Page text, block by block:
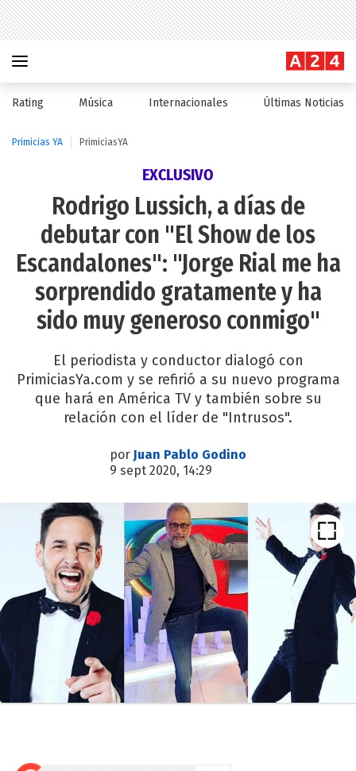
Rating Música Internacionales Últimas Noticias
Primicias YA PrimiciasYA
EXCLUSIVO
Rodrigo Lussich, a días de
debutar con "El Show de los
Escandalones": "Jorge Rial me ha
sorprendido gratamente y ha
sido muy generoso conmigo"
El periodista y conductor dialogó con
PrimiciasYa.com y se refirió a su nuevo programa
que hará en América TV y también sobre su
relación con el líder de "Intrusos".
por Juan Pablo Godino
9 sept 2020, 14:29